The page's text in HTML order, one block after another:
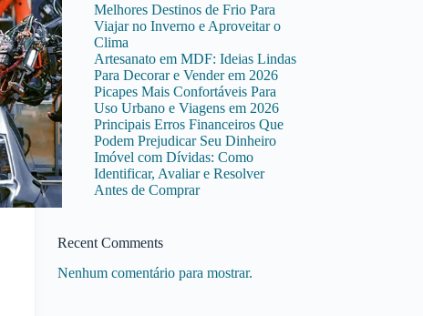
Melhores Destinos de Frio Para
Viajar no Inverno e Aproveitar o
Clima
Artesanato em MDF: Ideias Lindas
Para Decorar e Vender em 2026
Picapes Mais Confortáveis Para
Uso Urbano e Viagens em 2026
Principais Erros Financeiros Que
Podem Prejudicar Seu Dinheiro
Imóvel com Dívidas: Como
Identificar, Avaliar e Resolver
Antes de Comprar
Recent Comments
Nenhum comentário para mostrar.